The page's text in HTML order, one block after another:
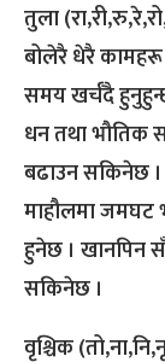
तुला
बोलेरै धेरै कामहरू
समय खर्चँदै
धन तथा भौतिक
बढाउन सकिनेछ ।
माहौलमा जमघट
हुनेछ । खानपिन
सकिनेछ ।
वृश्चिक